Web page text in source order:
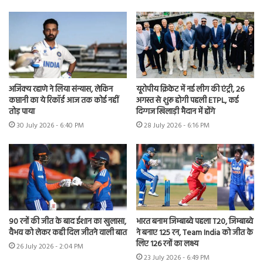
अजिंक्य रहाणे ने लिया संन्यास, लेकिन
कप्तानी का ये रिकॉर्ड आज तक कोई नहीं
तोड़ पाया
30 July 2026 - 6:40 PM
यूरोपीय क्रिकेट में नई लीग की एंट्री, 26
अगस्त से शुरू होगी पहली ETPL, कई
दिग्गज खिलाड़ी मैदान में होंगे
28 July 2026 - 6:16 PM
90 रनों की जीत के बाद ईशान का खुलासा,
वैभव को लेकर कही दिल जीतने वाली बात
26 July 2026 - 2:04 PM
भारत बनाम जिम्बाब्वे पहला T20, जिम्बाब्वे
ने बनाए 125 रन, Team India को जीत के
लिए 126 रनों का लक्ष्य
23 July 2026 - 6:49 PM